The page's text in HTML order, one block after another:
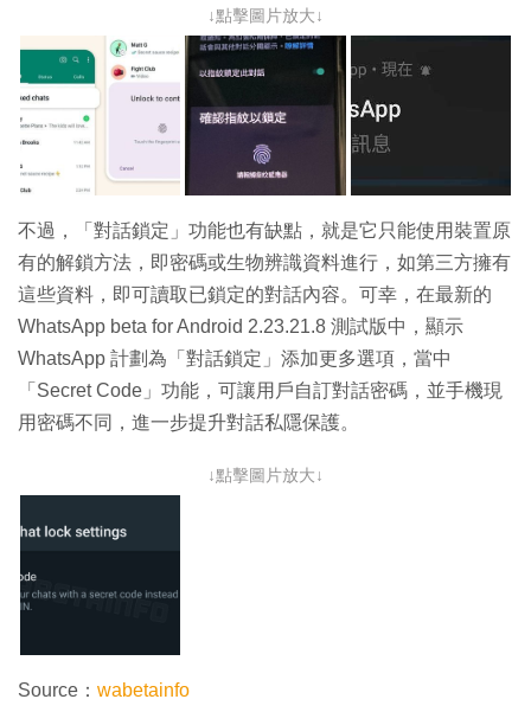
↓點擊圖片放大↓
不過，「對話鎖定」功能也有缺點，就是它只能使用裝置原
有的解鎖方法，即密碼或生物辨識資料進行，如第三方擁有
這些資料，即可讀取已鎖定的對話內容。可幸，在最新的
WhatsApp beta for Android 2.23.21.8 測試版中，顯示
WhatsApp 計劃為「對話鎖定」添加更多選項，當中
「Secret Code」功能，可讓用戶自訂對話密碼，並手機現
用密碼不同，進一步提升對話私隱保護。
↓點擊圖片放大↓
Source： wabetainfo